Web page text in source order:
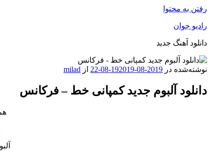
رفتن به محتوا
رادیو جوان
دانلود آهنگ جدید
نوشته‌شده در 2019-08-19
2019-08-22 از milad
دانلود آلبوم جدید کمپانی خط – فرکانس